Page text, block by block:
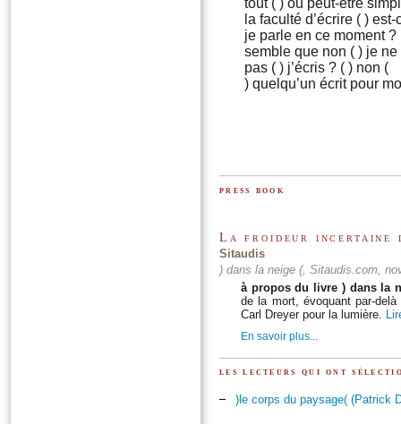
tout ( ) ou peut-être
la faculté d’écrire ( )
je parle en ce moment ?
semble que non ( ) je ne
pas ( ) j’écris ? ( ) non (
) quelqu’un écrit pour
press book
La froideur incertaine
Sitaudis
) dans la neige (, Sitaudis.com,
à propos du livre ) dans la
de la mort, évoquant par-
Carl Dreyer pour la lumière.
En savoir plus...
les lecteurs qui ont
)le corps du paysage( (Patrick